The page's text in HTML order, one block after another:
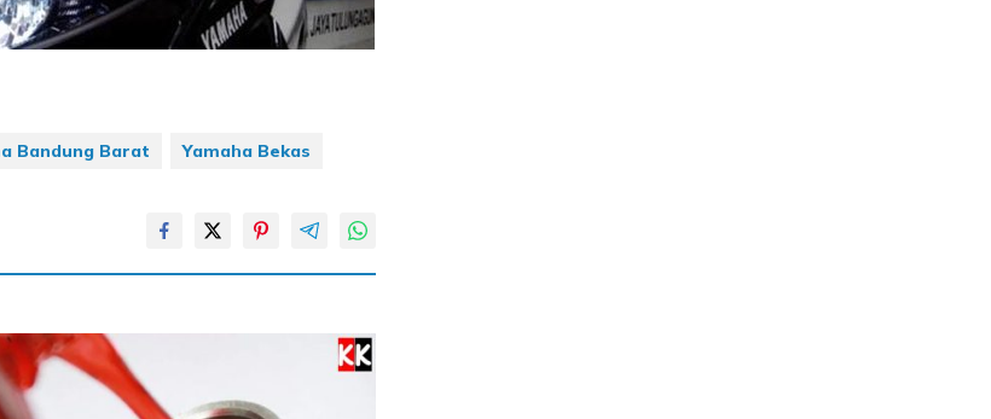
Bandung Barat Yamaha Bekas